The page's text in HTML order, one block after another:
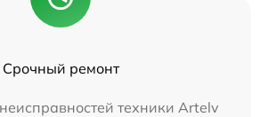
Срочный ремонт
техники Artelv